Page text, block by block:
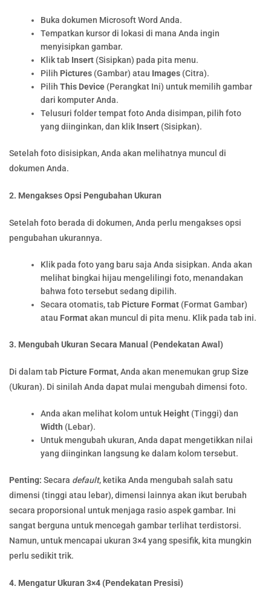
Buka dokumen Microsoft Word Anda.
Tempatkan kursor di lokasi di mana Anda ingin
menyisipkan gambar.
Klik tab Insert (Sisipkan) pada pita menu.
Pilih Pictures (Gambar) atau Images (Citra).
PilihThis Device (Perangkat Ini) untuk memilih gambar
dari komputer Anda.
Telusuri folder tempat foto Anda disimpan, pilih foto
yang diinginkan, dan klik Insert (Sisipkan).
Setelah foto disisipkan, Anda akan melihatnya muncul di
dokumen Anda.
2. Mengakses Opsi Pengubahan Ukuran
Setelah foto berada di dokumen, Anda perlu mengakses opsi
pengubahan ukurannya.
Klik pada foto yang baru saja Anda sisipkan. Anda akan
melihat bingkai hijau mengelilingi foto, menandakan
bahwa foto tersebut sedang dipilih.
Secara otomatis, tab Picture Format (Format Gambar)
atau Formatakan muncul di pita menu. Klik pada tab ini.
3. Mengubah Ukuran Secara Manual (Pendekatan Awal)
Di dalam tab Picture Format, Anda akan menemukan grupSize
(Ukuran). Di sinilah Anda dapat mulai mengubah dimensi foto.
Anda akan melihat kolom untuk Height (Tinggi) dan
Width (Lebar).
Untuk mengubah ukuran, Anda dapat mengetikkan nilai
yang diinginkan langsung ke dalam kolom tersebut.
Penting: Secara default, ketika Anda mengubah salah satu
dimensi (tinggi atau lebar), dimensi lainnya akan ikut berubah
secara proporsional untuk menjaga rasio aspek gambar. Ini
sangat berguna untuk mencegah gambar terlihat terdistorsi.
Namun, untuk mencapai ukuran 3×4 yang spesifik, kita mungkin
perlu sedikit trik.
4. Mengatur Ukuran 3×4 (Pendekatan Presisi)